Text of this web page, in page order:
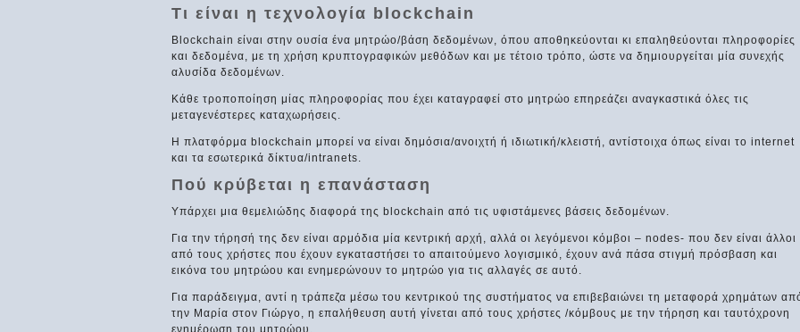
Τι είναι η τεχνολογία blockchain
Βlockchain είναι στην ουσία ένα μητρώο/βάση δεδομένων, όπου αποθηκεύονται κι επαληθεύονται πληροφορίες
και δεδομένα, με τη χρήση κρυπτογραφικών μεθόδων και με τέτοιο τρόπο, ώστε να δημιουργείται μία συνεχής
αλυσίδα δεδομένων.
Κάθε τροποποίηση μίας πληροφορίας που έχει καταγραφεί στο μητρώο επηρεάζει αναγκαστικά όλες τις
μεταγενέστερες καταχωρήσεις.
Η πλατφόρμα blockchain μπορεί να είναι δημόσια/ανοιχτή ή ιδιωτική/κλειστή, αντίστοιχα όπως είναι το internet
και τα εσωτερικά δίκτυα/intranets.
Πού κρύβεται η επανάσταση
Υπάρχει μια θεμελιώδης διαφορά της blockchain από τις υφιστάμενες βάσεις δεδομένων.
Για την τήρησή της δεν είναι αρμόδια μία κεντρική αρχή, αλλά οι λεγόμενοι κόμβοι – nodes- που δεν είναι άλλοι
από τους χρήστες που έχουν εγκαταστήσει το απαιτούμενο λογισμικό, έχουν ανά πάσα στιγμή πρόσβαση και
εικόνα του μητρώου και ενημερώνουν το μητρώο για τις αλλαγές σε αυτό.
Για παράδειγμα, αντί η τράπεζα μέσω του κεντρικού της συστήματος να επιβεβαιώνει τη μεταφορά χρημάτων
την Μαρία στον Γιώργο, η επαλήθευση αυτή γίνεται από τους χρήστες /κόμβους με την τήρηση και ταυτόχρονη
ενημέρωση του μητρώου.